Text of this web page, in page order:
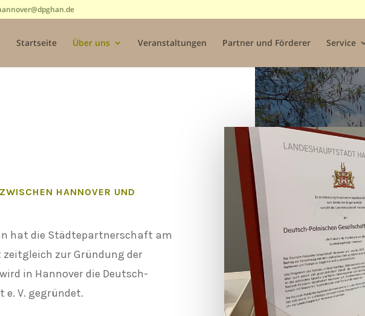
Startseite Über uns Veranstaltungen Partner und Förderer Service
HANNOVER UND
hat die Städtepartnerschaft am
zeitgleich zur Gründung der
in Hannover die Deutsch-
e. V. gegründet.